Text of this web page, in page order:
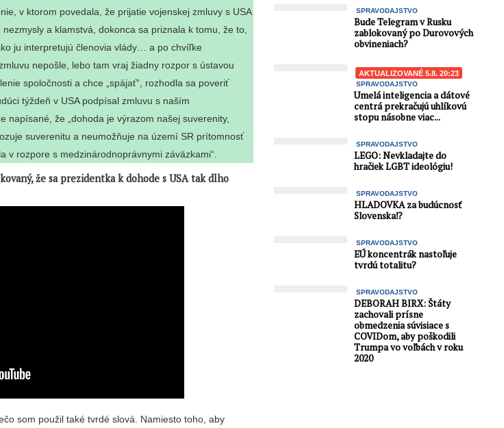
v ktorom povedala, že prijatie vojenskej zmluvy s USA
a klamstvá, dokonca sa priznala k tomu, že to,
ju interpretujú členovia vlády… a po chvíľke
nepošle, lebo tam vraj žiadny rozpor s ústavou
spoločnosti a chce „spájať“, rozhodla sa poveriť
týždeň v USA podpísal zmluvu s naším
napísané, že „dohoda je výrazom našej suverenity,
suverenitu a neumožňuje na území SR prítomnosť
rozpore s medzinárodnoprávnymi záväzkami“.
že sa prezidentka k dohode s USA tak dlho
som použil také tvrdé slová. Namiesto toho, aby
SPRAVODAJSTVO
Bude Telegram v Rusku
zablokovaný po Durovových
obvineniach?
AKTUALIZOVANÉ 5.8. 20:23
SPRAVODAJSTVO
Umelá inteligencia a dátové
centrá prekračujú uhlíkovú
stopu násobne viac...
SPRAVODAJSTVO
LEGO: Nevkladajte do
hračiek LGBT ideológiu!
SPRAVODAJSTVO
HLADOVKA za budúcnosť
Slovenska⁉️
SPRAVODAJSTVO
EÚ koncentrák nastoľuje
tvrdú totalitu?
SPRAVODAJSTVO
DEBORAH BIRX: Štáty
zachovali prísne
obmedzenia súvisiace s
COVIDom, aby poškodili
Trumpa vo voľbách v roku
2020